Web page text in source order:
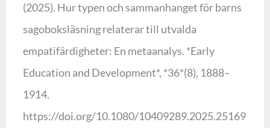
(2025). Hur typen och sammanhanget för barns
sagoboksläsning relaterar till utvalda
empatifärdigheter: En metaanalys. *Early
Education and Development*, *36*(8), 1888–
1914.
https://doi.org/10.1080/10409289.2025.25169